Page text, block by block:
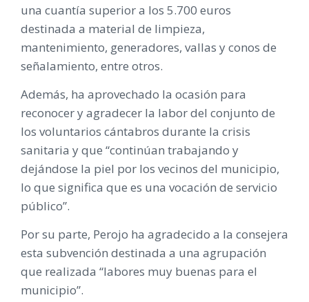
una cuantía superior a los 5.700 euros
destinada a material de limpieza,
mantenimiento, generadores, vallas y conos de
señalamiento, entre otros.
Además, ha aprovechado la ocasión para
reconocer y agradecer la labor del conjunto de
los voluntarios cántabros durante la crisis
sanitaria y que “continúan trabajando y
dejándose la piel por los vecinos del municipio,
lo que significa que es una vocación de servicio
público”.
Por su parte, Perojo ha agradecido a la consejera
esta subvención destinada a una agrupación
que realizada “labores muy buenas para el
municipio”.